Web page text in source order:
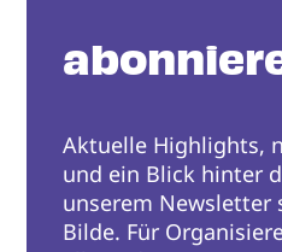
Aktuelle Highlights,
und ein Blick hinter
unserem Newsletter
Bilde. Für